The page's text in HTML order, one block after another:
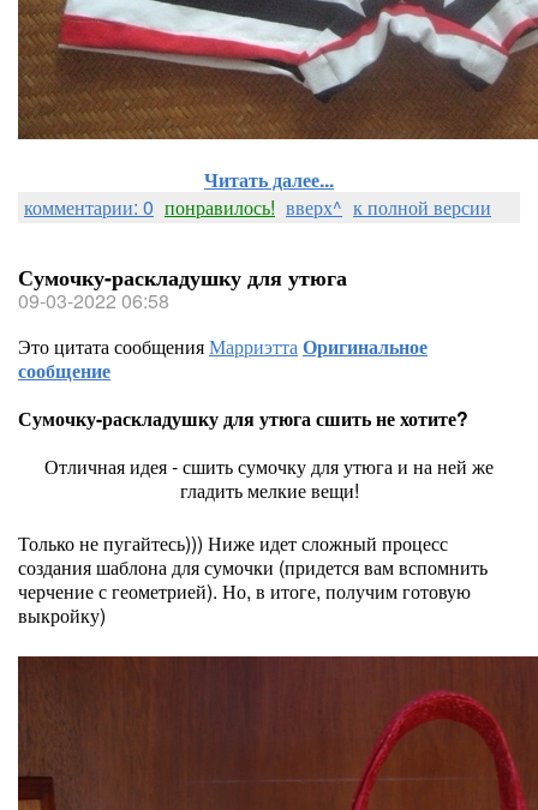
Читать далее...
комментарии: 0 понравилось! вверх^ к полной версии
Сумочку-раскладушку для утюга
09-03-2022 06:58
Это цитата сообщенияМарриэттаОригинальное
сообщение
Сумочку-раскладушку для утюга сшить не хотите?
Отличная идея - сшить сумочку для утюга и на ней же
гладить мелкие вещи!
Только не пугайтесь))) Ниже идет сложный процесс
создания шаблона для сумочки (придется вам вспомнить
черчение с геометрией). Но, в итоге, получим готовую
выкройку)